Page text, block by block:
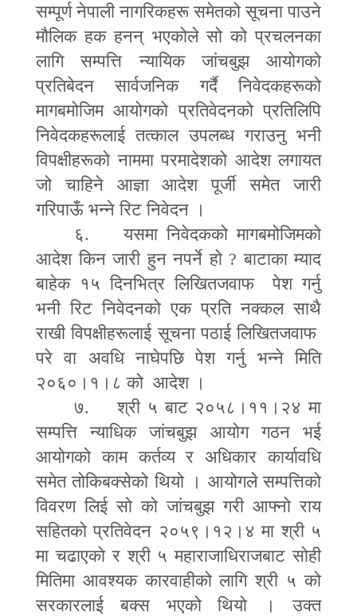
सम्पूर्ण नेपाली नागरिकहरू समेतको सूचना पाउने
मौलिक हक हनन् भएकोले सो को प्रचलनका
लागि सम्पत्ति न्यायिक जांचबुझ आयोगको
प्रतिबेदन सार्वजनिक गर्दै निवेदकहरूको
मागबमोजिम आयोगको प्रतिवेदनको प्रतिलिपि
निवेदकहरूलाई तत्काल उपलब्ध गराउनु भनी
विपक्षीहरूको नाममा परमादेशको आदेश लगायत
जो चाहिने आज्ञा आदेश पूर्जी समेत जारी
गरिपाऊँ भन्ने रिट निवेदन ।
६. यसमा निवेदकको मागबमोजिमको
आदेश किन जारी हुन नपर्ने हो ?बाटाका म्याद
बाहेक १५ दिनभित्र लिखितजवाफ पेश गर्नु
भनी रिट निवेदनको एक प्रति नक्कल साथै
राखी विपक्षीहरूलाई सूचना पठाई लिखितजवाफ
परे वा अवधि नाघेपछि पेश गर्नु भन्ने मिति
२०६०।१।८ को आदेश ।
७. श्री ५ बाट २०५८।११।२४ मा
सम्पत्ति न्याधिक जांचबुझ आयोग गठन भई
आयोगको काम कर्तव्य र अधिकार कार्यावधि
समेत तोकिबक्सेको थियो । आयोगले सम्पत्तिको
विवरण लिई सो को जांचबुझ गरी आफ्नो राय
सहितको प्रतिवेदन २०५९।१२।४ मा श्री ५
मा चढाएको र श्री ५ महाराजाधिराजबाट सोही
मितिमा आवश्यक कारवाहीको लागि श्री ५ को
सरकारलाई बक्स भएको थियो । उक्त